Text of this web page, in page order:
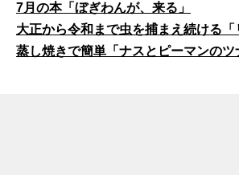
7月の本「ぼぎわんが、来る」
大正から令和まで虫を捕まえ続ける「
蒸し焼きで簡単「ナスとピーマンのツ